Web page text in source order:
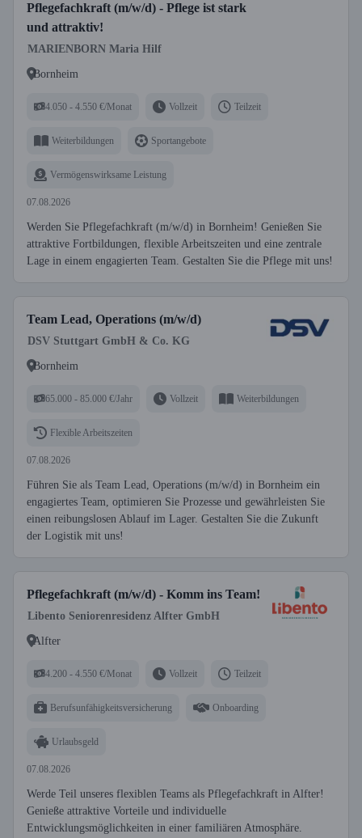
Pflegefachkraft (m/w/d) - Pflege ist stark
und attraktiv!
MARIENBORN Maria Hilf
Bornheim
4.050 - 4.550 €/Monat Vollzeit Teilzeit
Weiterbildungen Sportangebote
Vermögenswirksame Leistung
07.08.2026
Werden Sie Pflegefachkraft (m/w/d) in Bornheim! Genießen Sie
attraktive Fortbildungen, flexible Arbeitszeiten und eine zentrale
Lage in einem engagierten Team. Gestalten Sie die Pflege mit uns!
Team Lead, Operations (m/w/d)
DSV Stuttgart GmbH & Co. KG
Bornheim
65.000 - 85.000 €/Jahr Vollzeit Weiterbildungen
Flexible Arbeitszeiten
07.08.2026
Führen Sie als Team Lead, Operations (m/w/d) in Bornheim ein
engagiertes Team, optimieren Sie Prozesse und gewährleisten Sie
einen reibungslosen Ablauf im Lager. Gestalten Sie die Zukunft
der Logistik mit uns!
Pflegefachkraft (m/w/d) - Komm ins Team!
Libento Seniorenresidenz Alfter GmbH
Alfter
4.200 - 4.550 €/Monat Vollzeit Teilzeit
Berufsunfähigkeitsversicherung Onboarding
Urlaubsgeld
07.08.2026
Werde Teil unseres flexiblen Teams als Pflegefachkraft in Alfter!
Genieße attraktive Vorteile und individuelle
Entwicklungsmöglichkeiten in einer familiären Atmosphäre.